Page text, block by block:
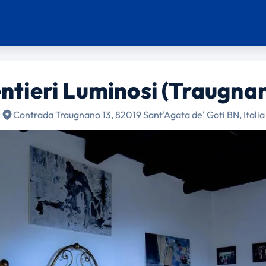
Luminosi
Contrada Traugnano 13, 82019 Sant'Agata de' Goti BN, Italia